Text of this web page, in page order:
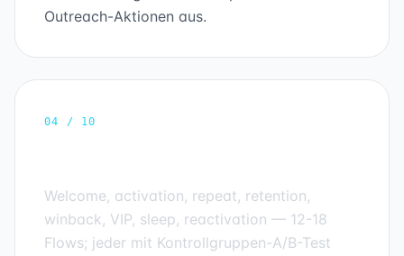
Outreach-Aktionen aus.
04 / 10
Welcome, activation, repeat, retention,
winback, VIP, sleep, reactivation — 12-18
Flows; jeder mit Kontrollgruppen-A/B-Test